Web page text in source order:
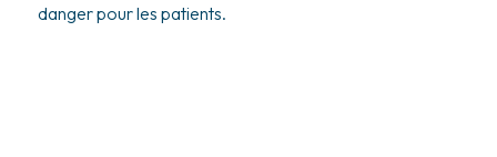
danger pour les patients.